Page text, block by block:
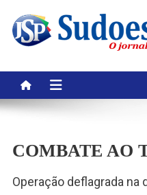
content
COMBATE AO
Operação deflagrada na